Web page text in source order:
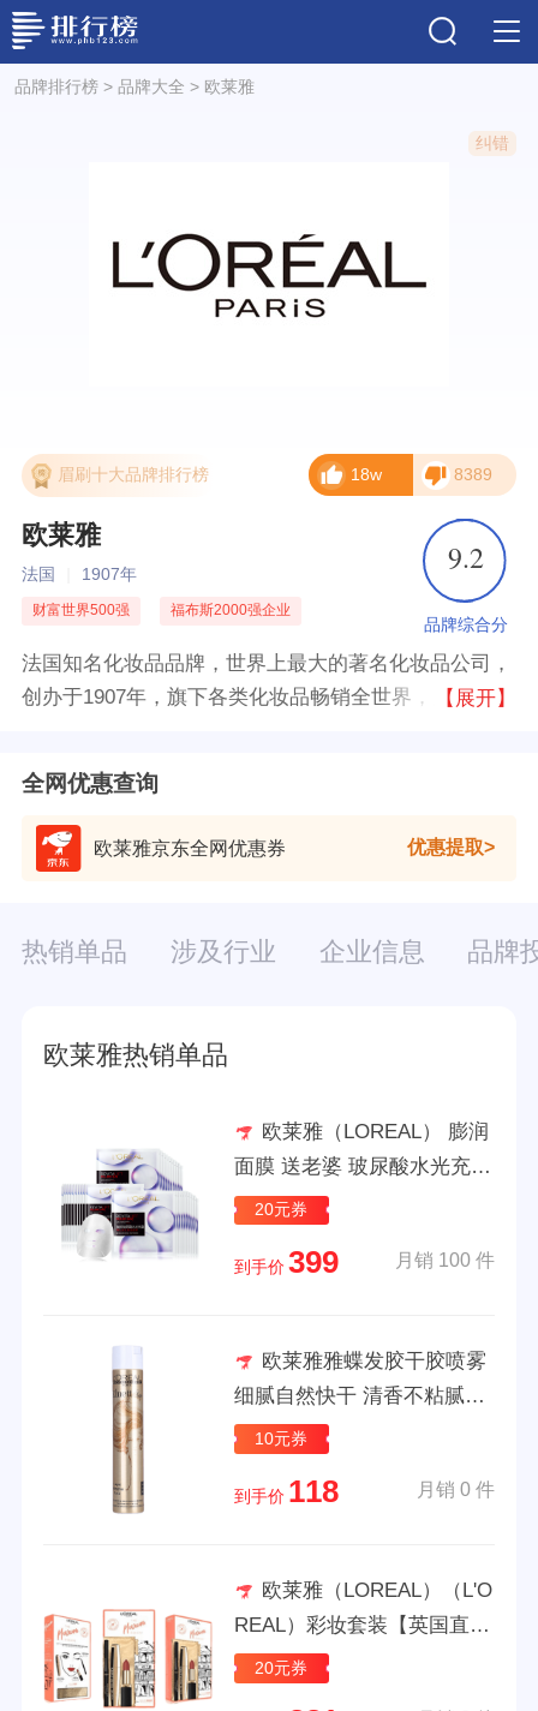
品牌排行榜> 品牌大全 > 欧莱雅
纠错
眉刷十大品牌排行榜 18w 8389
欧莱雅
法国 1907年
财富世界500强 福布斯2000强企业
9.2
品牌综合分
法国知名化妆品品牌，世界上最大的著名化妆品公司，
创办于1907年，旗下各类化妆品畅销全世界，广受欢
【展开】
全网优惠查询
欧莱雅京东全网优惠券 优惠提取
热销单品 涉及行业 企业信息 品牌
欧莱雅热销单品
欧莱雅（LOREAL） 膨润
面膜 送老婆 玻尿酸水光充盈
补水保湿 淡化细纹 送女友 3
20元券
到手价 399 月销 100 件
欧莱雅雅蝶发胶干胶喷雾
细腻自然快干 清香不粘腻打
理碎发
10元券
到手价 118 月销 0 件
欧莱雅（LOREAL）（L'O
REAL）彩妆套装【英国直
邮】 彩妆套装
20元券